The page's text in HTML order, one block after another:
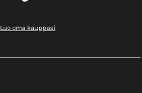
Luo oma kauppasi